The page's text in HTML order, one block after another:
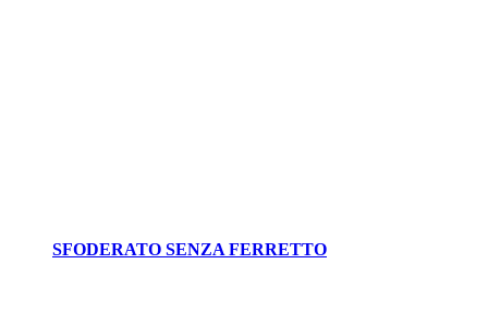
SFODERATO SENZA FERRETTO